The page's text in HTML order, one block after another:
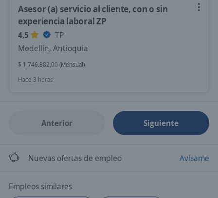
Asesor (a) servicio al cliente, con o sin
experiencia laboral ZP
4,5
TP
Medellín, Antioquia
$ 1.746.882,00 (Mensual)
Hace 3 horas
Anterior Siguiente
Nuevas ofertas de empleo Avísame
Empleos similares